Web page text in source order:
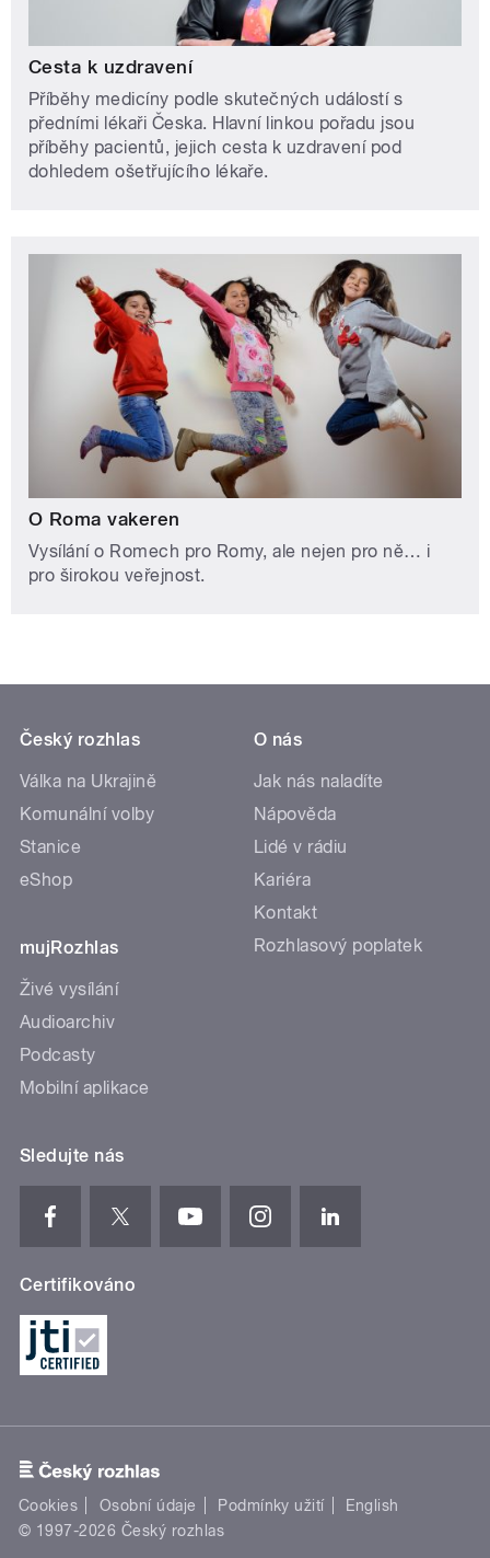
Cesta k uzdravení
Příběhy medicíny podle skutečných událostí s
předními lékaři Česka. Hlavní linkou pořadu jsou
příběhy pacientů, jejich cesta k uzdravení pod
dohledem ošetřujícího lékaře.
O Roma vakeren
Vysílání o Romech pro Romy, ale nejen pro ně… i
pro širokou veřejnost.
Český rozhlas
Válka na Ukrajině
Komunální volby
Stanice
eShop
mujRozhlas
Živé vysílání
Audioarchiv
Podcasty
Mobilní aplikace
O nás
Jak nás naladíte
Nápověda
Lidé v rádiu
Kariéra
Kontakt
Rozhlasový poplatek
Sledujte nás
Certifikováno
Cookies Osobní údaje Podmínky užití
English
© 1997-2026 Český rozhlas